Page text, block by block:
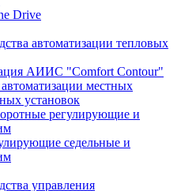
Drive
автоматизации тепловых
АИИС "Comfort Contour"
местных
установок
регулирующие и
седельные и
управления